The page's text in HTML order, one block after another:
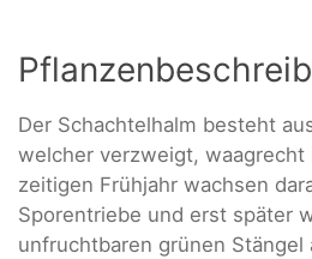
Der Schachtelhalm besteht
welcher verzweigt, waagrecht
zeitigen Frühjahr wachsen
Sporentriebe und erst später
unfruchtbaren grünen Stängel